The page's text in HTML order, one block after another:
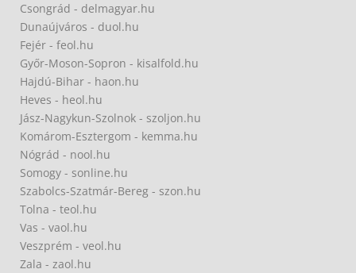
Csongrád - delmagyar.hu
Dunaújváros - duol.hu
Fejér - feol.hu
Győr-Moson-Sopron - kisalfold.hu
Hajdú-Bihar - haon.hu
Heves - heol.hu
Jász-Nagykun-Szolnok - szoljon.hu
Komárom-Esztergom - kemma.hu
Nógrád - nool.hu
Somogy - sonline.hu
Szabolcs-Szatmár-Bereg - szon.hu
Tolna - teol.hu
Vas - vaol.hu
Veszprém - veol.hu
Zala - zaol.hu